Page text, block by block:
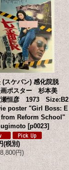
(スケバン) 感化院脱
ポスター 杉本美
恒彦 1973 Size:B2
poster "Girl Boss: E
from Reform School"
[p0023]
(税別)
8,800円)